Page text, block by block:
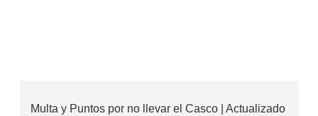
Multa y Puntos por no llevar el Casco | Actualizado